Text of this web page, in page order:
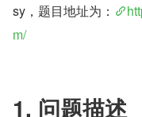
sy，题目地址为：
m/
1. 问题描述